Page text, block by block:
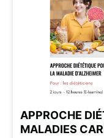
APPROCHE
MALADIES